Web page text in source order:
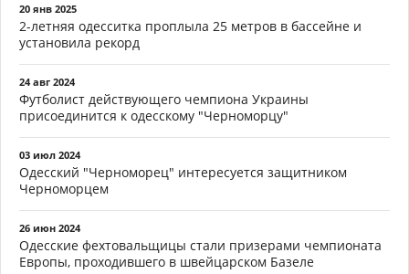
20 янв 2025
2-летняя одесситка проплыла 25 метров в бассейне и
установила рекорд
24 авг 2024
Футболист действующего чемпиона Украины
присоединится к одесскому "Черноморцу"
03 июл 2024
Одесский "Черноморец" интересуется защитником
Черноморцем
26 июн 2024
Одесские фехтовальщицы стали призерами чемпионата
Европы, проходившего в швейцарском Базеле